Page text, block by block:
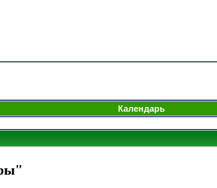
Календарь